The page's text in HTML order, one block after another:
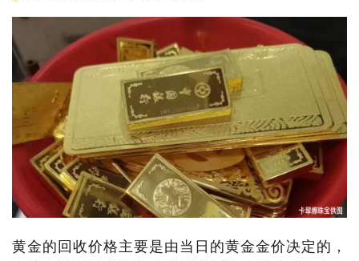
黄金的回收价格主要是由当日的黄金金价决定的，